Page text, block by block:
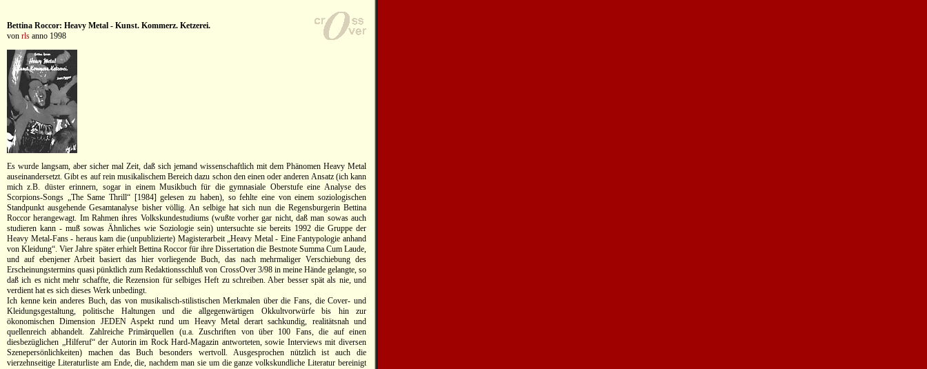
Bettina Roccor: Heavy Metal - Kunst. Kommerz. Ketzerei.
von rls anno 1998
Es wurde langsam, aber sicher mal Zeit, daß sich jemand wissenschaftlich mit dem Phänomen Heavy Metal
auseinandersetzt. Gibt es auf rein musikalischem Bereich dazu schon den einen oder anderen Ansatz (ich kann
mich z.B. düster erinnern, sogar in einem Musikbuch für die gymnasiale Oberstufe eine Analyse des
Scorpions-Songs „The Same Thrill“ [1984] gelesen zu haben), so fehlte eine von einem soziologischen
Standpunkt ausgehende Gesamtanalyse bisher völlig. An selbige hat sich nun die Regensburgerin Bettina
Roccor herangewagt. Im Rahmen ihres Volkskundestudiums (wußte vorher gar nicht, daß man sowas auch
studieren kann - muß sowas Ähnliches wie Soziologie sein) untersuchte sie bereits 1992 die Gruppe der
Heavy Metal-Fans - heraus kam die (unpublizierte) Magisterarbeit „Heavy Metal - Eine Fantypologie anhand
von Kleidung“. Vier Jahre später erhielt Bettina Roccor für ihre Dissertation die Bestnote Summa Cum Laude,
und auf ebenjener Arbeit basiert das hier vorliegende Buch, das nach mehrmaliger Verschiebung des
Erscheinungstermins quasi pünktlich zum Redaktionsschluß von CrossOver 3/98 in meine Hände gelangte, so
daß ich es nicht mehr schaffte, die Rezension für selbiges Heft zu schreiben. Aber besser spät als nie, und
verdient hat es sich dieses Werk unbedingt.
Ich kenne kein anderes Buch, das von musikalisch-stilistischen Merkmalen über die Fans, die Cover- und
Kleidungsgestaltung, politische Haltungen und die allgegenwärtigen Okkultvorwürfe bis hin zur
ökonomischen Dimension JEDEN Aspekt rund um Heavy Metal derart sachkundig, realitätsnah und
quellenreich abhandelt. Zahlreiche Primärquellen (u.a. Zuschriften von über 100 Fans, die auf einen
diesbezüglichen „Hilferuf“ der Autorin im Rock Hard-Magazin antworteten, sowie Interviews mit diversen
Szenepersönlichkeiten) machen das Buch besonders wertvoll. Ausgesprochen nützlich ist auch die
vierzehnseitige Literaturliste am Ende, die, nachdem man sie um die ganze volkskundliche Literatur bereinigt